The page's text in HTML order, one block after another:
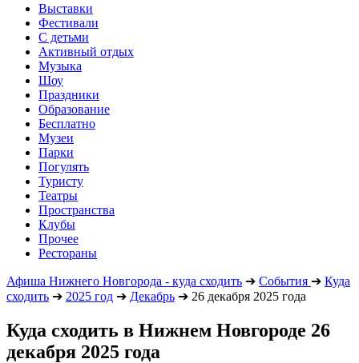
Выставки
Фестивали
С детьми
Активный отдых
Музыка
Шоу
Праздники
Образование
Бесплатно
Музеи
Парки
Погулять
Туристу
Театры
Пространства
Клубы
Прочее
Рестораны
Афиша Нижнего Новгорода - куда сходить ➔ События ➔ Куда
сходить ➔ 2025 год ➔ Декабрь ➔ 26 декабря 2025 года
Куда сходить в Нижнем Новгороде 26
декабря 2025 года